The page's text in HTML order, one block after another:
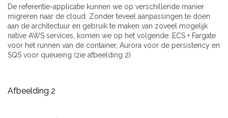
De referentie-applicatie kunnen we op verschillende manier
migreren naar de cloud. Zonder teveel aanpassingen te doen
aan de architectuur en gebruik te maken van zoveel mogelijk
native AWS services, komen we op het volgende: ECS + Fargate
voor het runnen van de container, Aurora voor de persistency en
SQS voor queueing (zie afbeelding 2)
Afbeelding 2